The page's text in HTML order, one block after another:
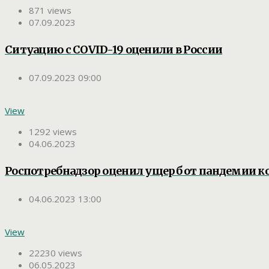
871 views
07.09.2023
Ситуацию с COVID-19 оценили в России
07.09.2023 09:00
View
1292 views
04.06.2023
Роспотребнадзор оценил ущерб от пандемии
04.06.2023 13:00
View
22230 views
06.05.2023